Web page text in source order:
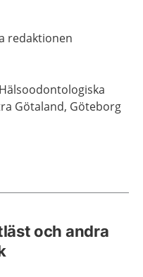
redaktionen
Hälsoodontologiska
Götaland, Göteborg
och andra